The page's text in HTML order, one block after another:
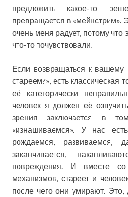
предложить какое-то
превращается в «мейнстрим».
очень меня радует, потому что
что-то почувствовали.
Если возвращаться к
стареем?», есть классическая
её категорически
человек я должен её
зрения заключается в
«изнашиваемся». У нас
рождаемся, развиваемся,
заканчивается,
повреждения. И вместе со
механизмов, стареет и
после чего они умирают. Это,